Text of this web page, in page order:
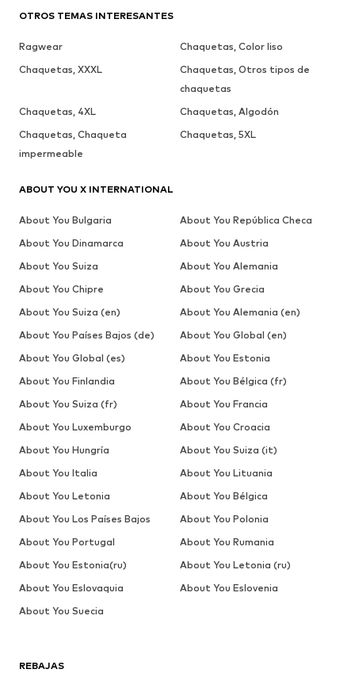
REBAJAS
OTROS TEMAS INTERESANTES
Ragwear
Chaquetas, Color liso
Chaquetas, XXXL
Chaquetas, Otros tipos de
chaquetas
Chaquetas, 4XL
Chaquetas, Algodón
Chaquetas, Chaqueta
impermeable
Chaquetas, 5XL
ABOUT YOU X INTERNATIONAL
About You Bulgaria
About You República Checa
About You Dinamarca
About You Austria
About You Suiza
About You Alemania
About You Chipre
About You Grecia
About You Suiza (en)
About You Alemania (en)
About You Países Bajos (de)
About You Global (en)
About You Global (es)
About You Estonia
About You Finlandia
About You Bélgica (fr)
About You Suiza (fr)
About You Francia
About You Luxemburgo
About You Croacia
About You Hungría
About You Suiza (it)
About You Italia
About You Lituania
About You Letonia
About You Bélgica
About You Los Países Bajos
About You Polonia
About You Portugal
About You Rumania
About You Estonia(ru)
About You Letonia (ru)
About You Eslovaquia
About You Eslovenia
About You Suecia